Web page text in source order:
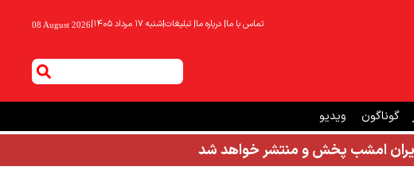
تماس با ما| درباره ما| تبلیغات|شنبه ۱۷ مرداد ۱۴۰۵ |
08 August 2026
گوناگون ویدیو
امشب پخش و منتشر خواهد شد